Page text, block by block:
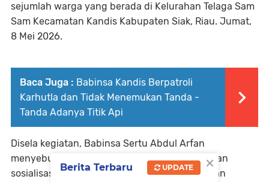
sejumlah warga yang berada di Kelurahan Telaga Sam
Sam Kecamatan Kandis Kabupaten Siak, Riau. Jumat,
8 Mei 2026.
Baca Juga : Babinsa Kandis Berpatroli
Karhutla dan Tidak Menemukan Tanda -
Tanda Adanya Titik Api
Disela kegiatan, Babinsa Sertu Abdul Arfan
menyebutkan," Bahwa adapun sasaran kegiatan
sosialisasi Kampung Pancasila hari ini ditujukan
×
Berita Terbaru UPDATE